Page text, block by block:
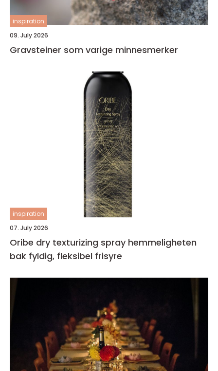
inspiration
09. July 2026
Gravsteiner som varige minnesmerker
inspiration
07. July 2026
Oribe dry texturizing spray hemmeligheten
bak fyldig, fleksibel frisyre